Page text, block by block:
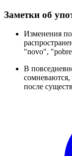
Заметки об
Изменения
"novo",
В
после